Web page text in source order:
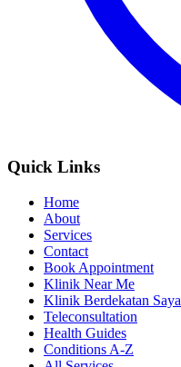
Quick Links
Home
About
Services
Contact
Book Appointment
Klinik Near Me
Klinik Berdekatan Saya
Teleconsultation
Health Guides
Conditions A-Z